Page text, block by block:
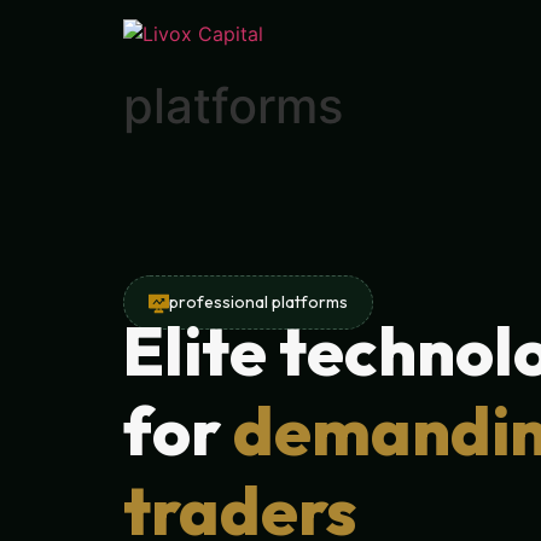
platforms
professional platforms
Elite
for
traders